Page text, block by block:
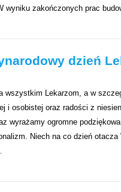
wyniku zakończonych prac
dzień
wszystkim Lekarzom, a w
i osobistej oraz radości z
wyrażamy ogromne
Niech na co dzień